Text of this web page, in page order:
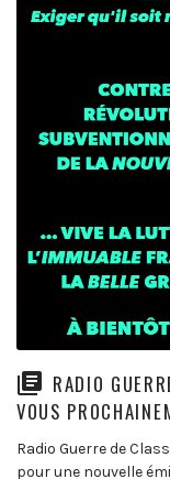
RADIO
VOUS
Radio Guerre de
pour une nouvelle